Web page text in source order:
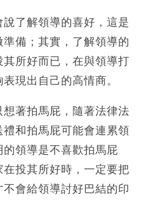
了解領導的喜好，這是
備；其實，了解領導的
其所好而已，在與領導打
現出自己的高情商。
想著拍馬屁，隨著法律法
禮和拍馬屁可能會連累領
的領導是不喜歡拍馬屁
在投其所好時，一定要把
會給領導討好巴結的印